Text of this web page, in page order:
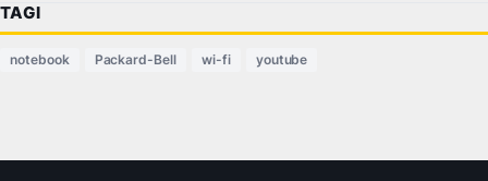
TAGI
notebook Packard-Bell wi-fi youtube